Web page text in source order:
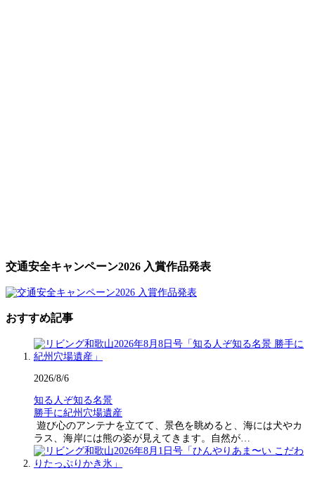
交通安全キャンペーン2026 入賞作品発表
おすすめ記事
2026/8/6
知る人ぞ知る名景
勝手に紀州穴場遺産
遊び心のアンテナを立てて、景色を眺めると、海には犬やカ
ラス、海岸には熊の姿が見えてきます。自然が…